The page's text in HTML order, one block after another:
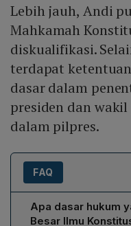
Lebih jauh, Andi
Mahkamah
diskualifikasi.
terdapat
dasar dalam
presiden dan
dalam pilpres.
FAQ
Apa dasar hukum
Besar Ilmu